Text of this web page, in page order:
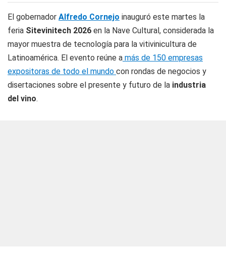
El gobernador Alfredo Cornejo inauguró este martes la
feria Sitevinitech 2026 en la Nave Cultural, considerada la
mayor muestra de tecnología para la vitivinicultura de
Latinoamérica. El evento reúne a más de 150 empresas
expositoras de todo el mundo con rondas de negocios y
disertaciones sobre el presente y futuro de la industria
del vino.